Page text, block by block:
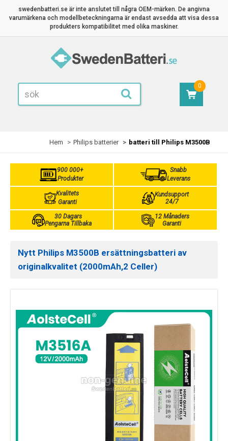
swedenbatteri.se är inte anslutet till några OEM-märken. De angivna
varumärkena och modellbeteckningarna är endast avsedda att visa dessa
produkters kompatibilitet med olika maskiner.
0
Hem Philips batterier batteri till Philips M3500B
900 000+
Produkter
Snabb
Leverans
Kvalitets
Garanti
Kundsupport
24/7
30 Dagars
Pengarna Tillbaka
12 Månaders
Garanti
Nytt Philips M3500B ersättningsbatteri av
originalkvalitet (2000mAh,2 Celler)